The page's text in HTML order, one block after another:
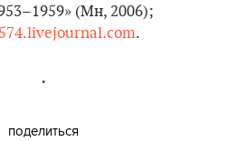
(Мн, 2006);
.
.
поделиться